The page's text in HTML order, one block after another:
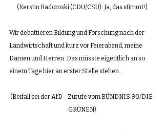
(Kerstin Radomski (CDU/CSU): Ja, das stimmt!)
Wir debattieren Bildung und Forschung nach der
Landwirtschaft und kurz vor Feierabend, meine
Damen und Herren. Das müsste eigentlich an so
einem Tage hier an erster Stelle stehen.
(Beifall bei der AfD - Zurufe vom BÜNDNIS 90/DIE
GRÜNEN)